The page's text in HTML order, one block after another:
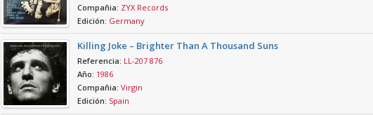
Compañia: ZYX Records
Edición: Germany
Killing Joke – Brighter Than A Thousand Suns
Referencia: LL-207 876
Año: 1986
Compañia: Virgin
Edición: Spain